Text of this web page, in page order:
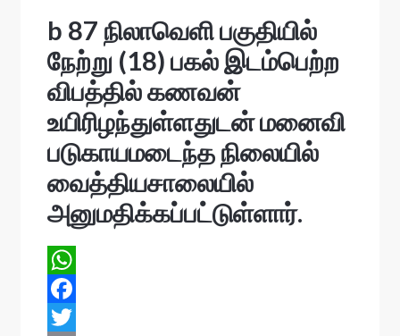
b 87 நிலாவெளி பகுதியில்
நேற்று (18) பகல் இடம்பெற்ற
விபத்தில் கணவன்
உயிரிழந்துள்ளதுடன் மனைவி
படுகாயமடைந்த நிலையில்
வைத்தியசாலையில்
அனுமதிக்கப்பட்டுள்ளார்.
W
hF